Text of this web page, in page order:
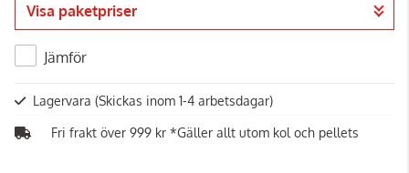
Visa paketpriser
Jämför
Lagervara (Skickas inom 1-4 arbetsdagar)
Fri frakt över 999 kr *Gäller allt utom kol och pellets